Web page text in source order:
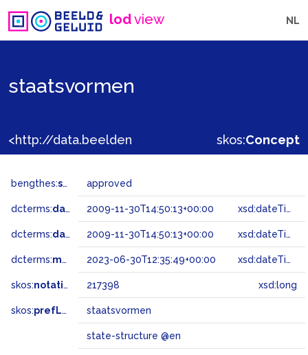
lodview NL
staatsvormen
skos:Concept
bengthes:status approved
dcterms:dateAccepted 2009-11-30T14:50:13+00:00 xsd:dateTime
dcterms:dateSubmitted 2009-11-30T14:50:13+00:00 xsd:dateTime
dcterms:modified 2023-06-30T12:35:49+00:00 xsd:dateTime
skos:notation 217398 xsd:long
skos:prefLabel staatsvormen
state-structure @en